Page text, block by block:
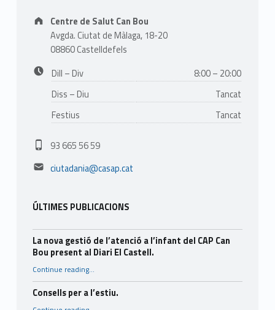
Address:
Centre de Salut Can Bou
Avgda. Ciutat de Màlaga, 18-20
08860 Castelldefels
Business hours:
Dill – Div
8:00 – 20:00
Diss – Diu
Tancat
Festius
Tancat
Phone number:
93 665 56 59
Email address:
ciutadania@casap.cat
ÚLTIMES PUBLICACIONS
La nova gestió de l’atenció a l’infant del CAP Can
Bou present al Diari El Castell.
Continue reading“La nova gestió de l’atenció a l’infant del CAP Can Bou present al Diari El Castell.”
…
Consells per a l’estiu.